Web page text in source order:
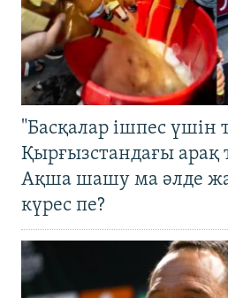
"Басқалар ішпес үшін
Қырғызстандағы арақ
Ақша шашу ма әлде
күрес пе?